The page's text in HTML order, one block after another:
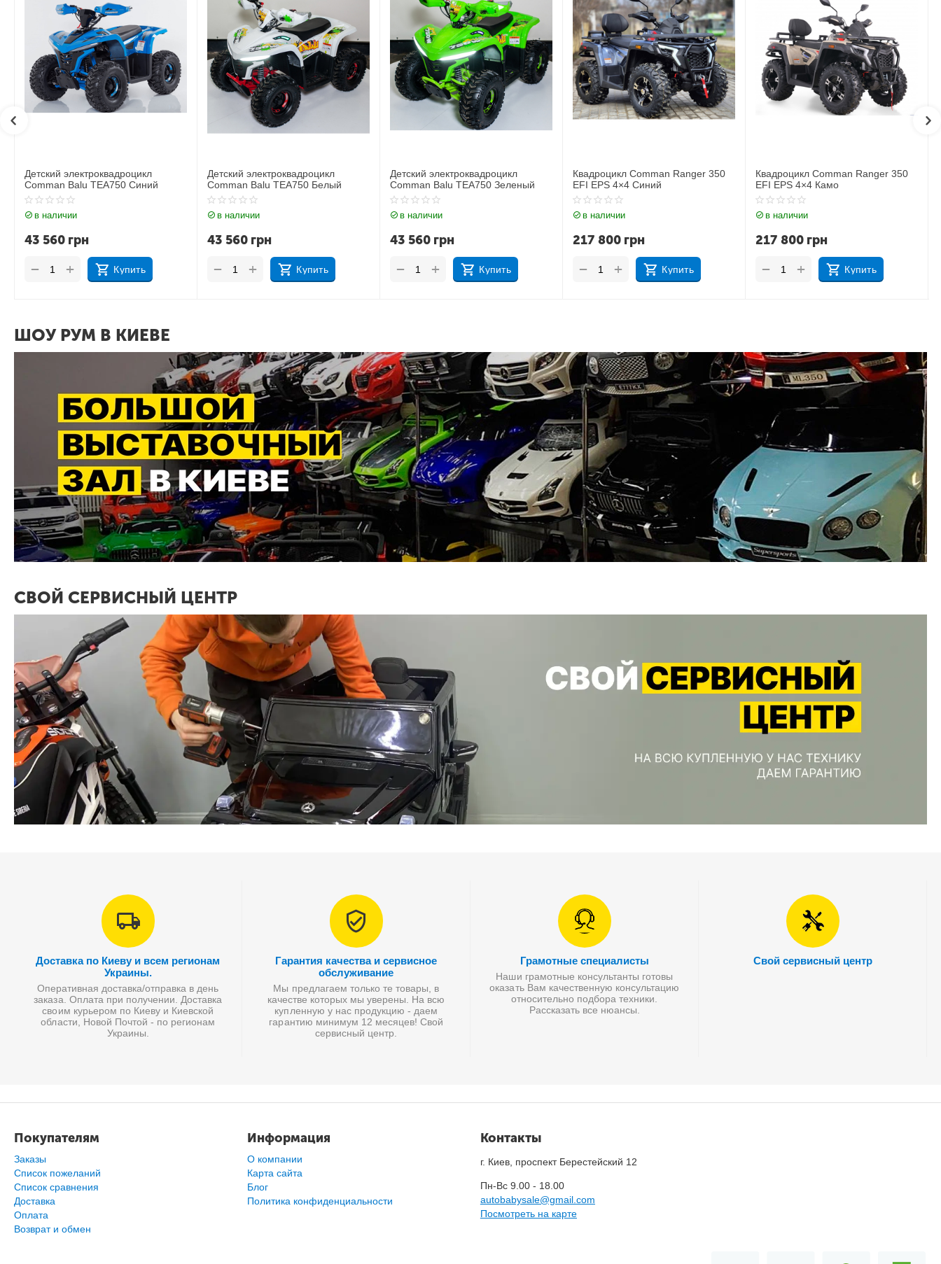
Детский электроквадроцикл
Comman Balu TEA750 Белый
в наличии
43 560грн
Купить
−
Детский электроквадроцикл
Comman Balu TEA750 Зеленый
в наличии
43 560грн
Купить
−
Квадроцикл Comman Ranger 350
EFI EPS 4×4 Синий
в наличии
217 800
Купить
−
Квадроцикл Comman Ranger 350
EFI EPS 4×4 Камо
в наличии
217 800грн
Купить
−
Электроквадроцикл Motoleader
PIONEER 1000W
в наличии
32 000грн
Купить
−
ШОУ РУМ В КИЕВЕ
СВОЙ СЕРВИСНЫЙ ЦЕНТР
Доставка по Киеву и всем регионам
Украины.
Оперативная доставка/отправка в день
заказа. Оплата при получении. Доставка
своим курьером по Киеву и Киевской
области, Новой Почтой - по регионам
Украины.
Гарантия качества и сервисное
обслуживание
Мы предлагаем только те товары, в
качестве которых мы уверены. На всю
купленную у нас продукцию - даем
гарантию минимум 12 месяцев! Свой
сервисный центр.
Грамотные специалисты
Наши грамотные консультанты готовы
оказать Вам качественную консультацию
относительно подбора техники.
Рассказать все нюансы.
Свой сервисный центр
Покупателям
Заказы
Список пожеланий
Cписок сравнения
Доставка
Оплата
Возврат и обмен
Информация
О компании
Карта сайта
Блог
Политика конфиденциальности
Контакты
г. Киев, проспект Берестейский 12
Пн-Вс 9.00 - 18.00
autobabysale@gmail.com
Посмотреть на карте